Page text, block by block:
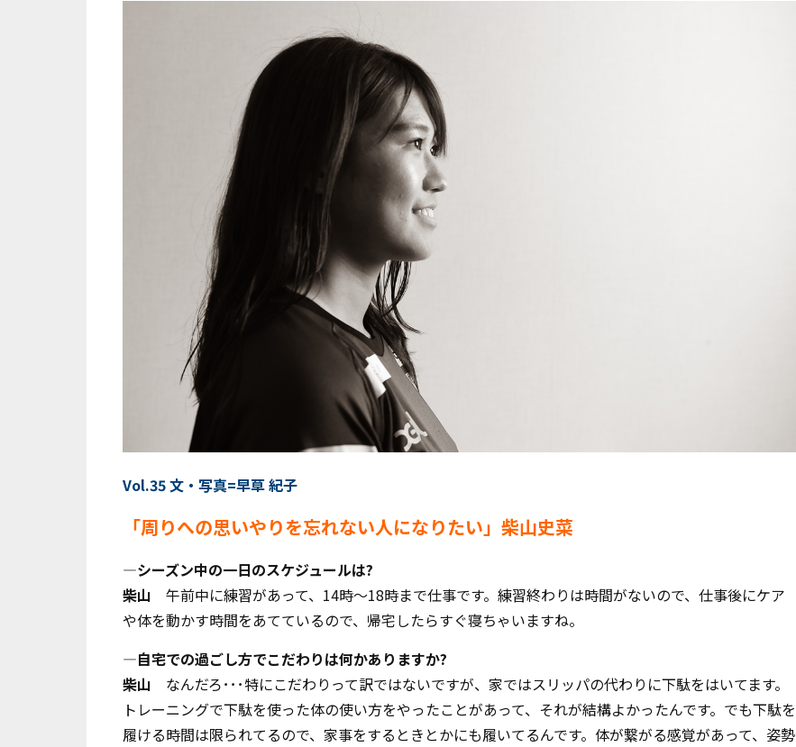
Vol.35 文・写真=早草 紀子
「周りへの思いやりを忘れない人になりたい」柴山史菜
―シーズン中の一日のスケジュールは?
柴山 午前中に練習があって、14時～18時まで仕事です。練習終わりは時間がないので、仕事後にケア
や体を動かす時間をあてているので、帰宅したらすぐ寝ちゃいますね。
―自宅での過ごし方でこだわりは何かありますか?
柴山 なんだろ･･･特にこだわりって訳ではないですが、家ではスリッパの代わりに下駄をはいてます。
トレーニングで下駄を使った体の使い方をやったことがあって、それが結構よかったんです。でも下駄を
履ける時間は限られてるので、家事をするときとかにも履いてるんです。体が繋がる感覚があって、姿勢